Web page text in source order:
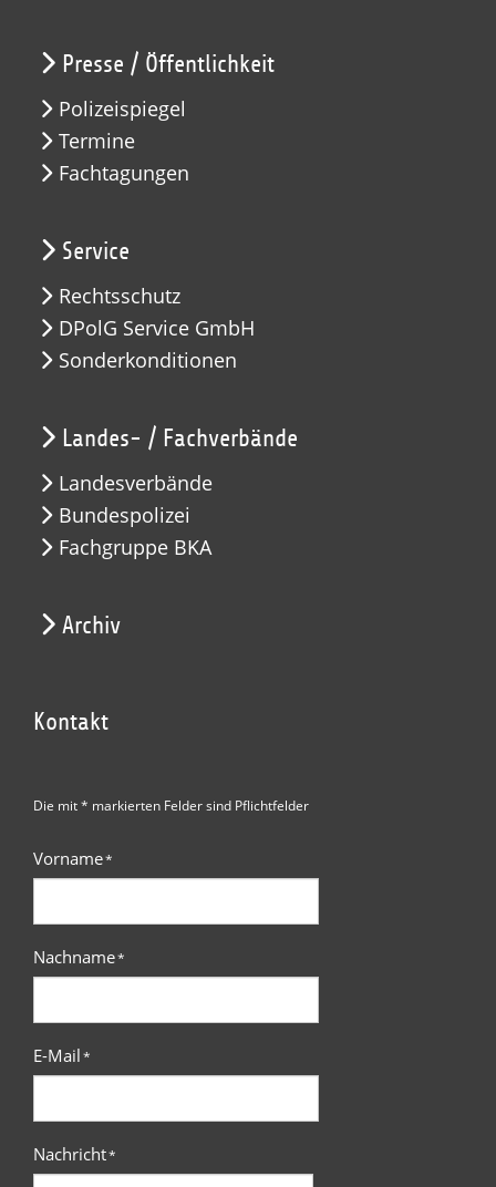
Presse / Öffentlichkeit
Polizeispiegel
Termine
Fachtagungen
Service
Rechtsschutz
DPolG Service GmbH
Sonderkonditionen
Landes- / Fachverbände
Landesverbände
Bundespolizei
Fachgruppe BKA
Archiv
Kontakt
Die mit * markierten Felder sind Pflichtfelder
Vorname*
Nachname*
E-Mail*
Nachricht*